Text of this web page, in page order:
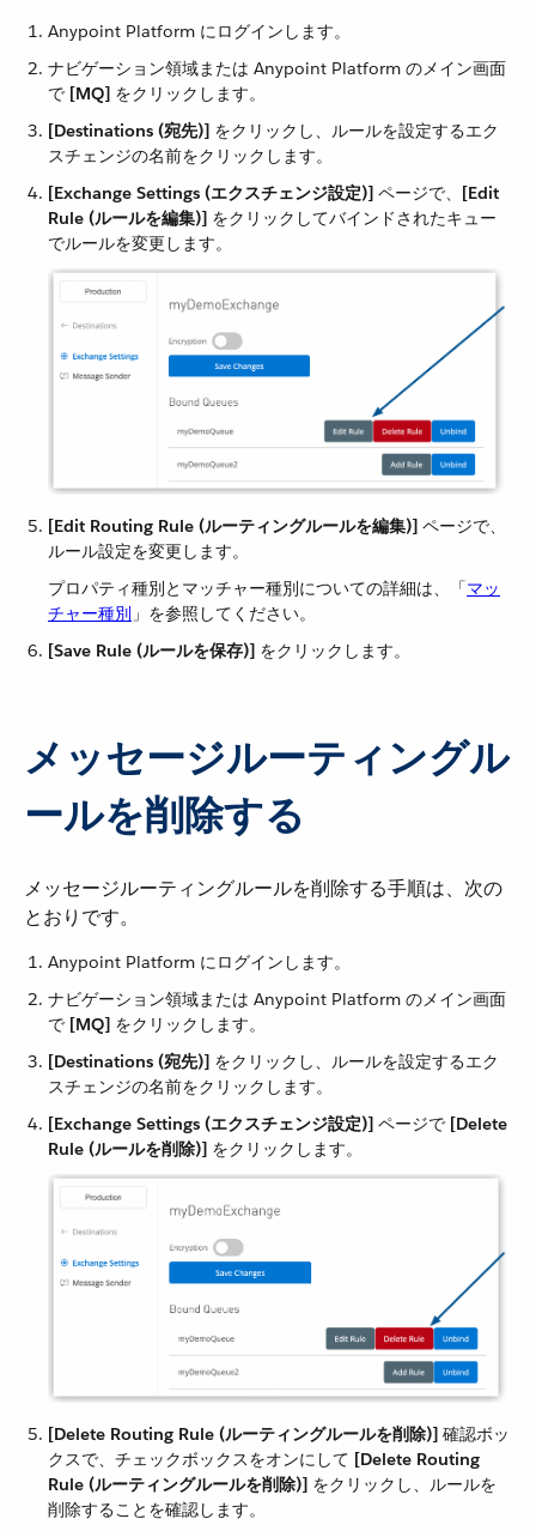
Anypoint Platform にログインします。
ナビゲーション領域または Anypoint Platform のメイン画面
で ​ [MQ] ​ をクリックします。
[Destinations (宛先)] ​ をクリックし、ルールを設定するエク
スチェンジの名前をクリックします。
[Exchange Settings (エクスチェンジ設定)] ​ ページで、​ [Edit
Rule (ルールを編集)] ​ をクリックしてバインドされたキュー
でルールを変更します。
[Edit Routing Rule (ルーティングルールを編集)] ​ ページで、
ルール設定を変更します。
プロパティ種別とマッチャー種別についての詳細は、「​マッ
チャー種別 ​」を参照してください。
[Save Rule (ルールを保存)] ​ をクリックします。
メッセージルーティングル
ールを削除する
メッセージルーティングルールを削除する手順は、次の
とおりです。
Anypoint Platform にログインします。
ナビゲーション領域または Anypoint Platform のメイン画面
で ​ [MQ] ​ をクリックします。
[Destinations (宛先)] ​ をクリックし、ルールを設定するエク
スチェンジの名前をクリックします。
[Exchange Settings (エクスチェンジ設定)] ​ ページで ​ [Delete
Rule (ルールを削除)] ​ をクリックします。
[Delete Routing Rule (ルーティングルールを削除)] ​ 確認ボッ
クスで、チェックボックスをオンにして ​ [Delete Routing
Rule (ルーティングルールを削除)] ​ をクリックし、ルールを
削除することを確認します。